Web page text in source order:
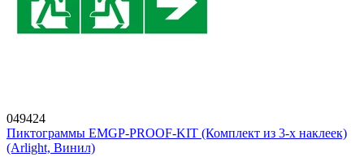
049424
Пиктограммы EMGP-PROOF-KIT (Комплект из 3-х наклеек)
(Arlight, Винил)